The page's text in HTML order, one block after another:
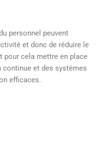
personnel peuvent
et donc de réduire le
pour cela mettre en place
et des systèmes
efficaces.